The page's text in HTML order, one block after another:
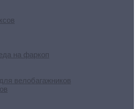
на фаркоп
велобагажников